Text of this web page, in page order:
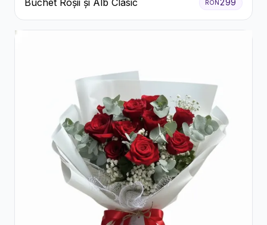
Buchet Roșii și Alb Clasic RON299